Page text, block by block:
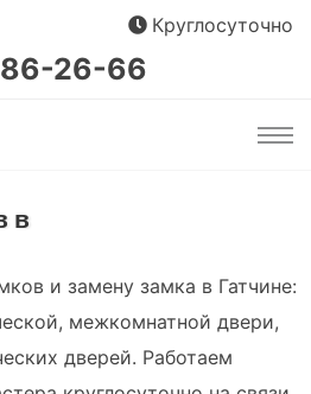
Круглосуточно
26-66
в
и замену замка в Гатчине:
межкомнатной двери,
дверей. Работаем